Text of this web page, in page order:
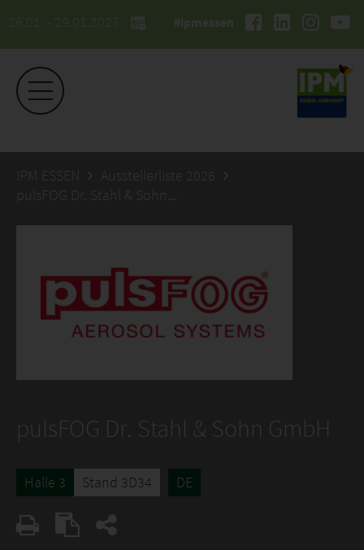
26.01. - 29.01.2027 #ipmessen
IPM ESSEN
Ausstellerliste 2026
pulsFOG Dr. Stahl & Sohn GmbH
pulsFOG Dr. Stahl & Sohn GmbH
Halle 3 Stand 3D34 DE